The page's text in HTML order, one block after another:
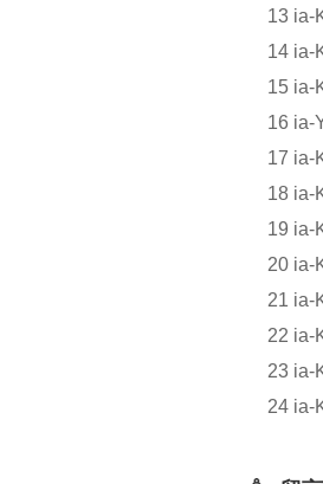
13 ia-
14 ia-
15 ia-
16 ia-
17 ia-
18 ia-
19 ia-
20 ia-
21 ia-
22 ia-
23 ia-
24 ia-